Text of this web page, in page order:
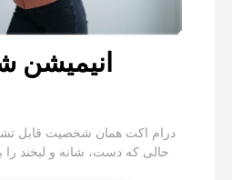
درام اکت همان شخصیت قابل
حالی که دست، شانه و لبخند